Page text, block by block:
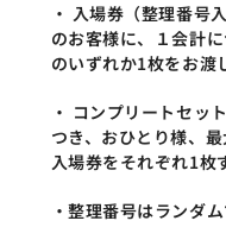
・ 入場券（整理番号
のお客様に、１会計
のいずれか1枚をお渡
・ コンプリートセッ
つき、おひとり様、
入場券をそれぞれ1枚
・整理番号はランダ